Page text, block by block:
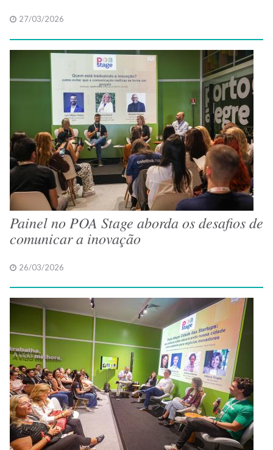
27/03/2026
Painel no POA Stage aborda os desafios de
comunicar a inovação
26/03/2026